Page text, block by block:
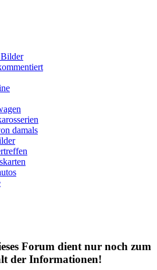
Bilder
damals
Forum dient nur noch zum
der Informationen!